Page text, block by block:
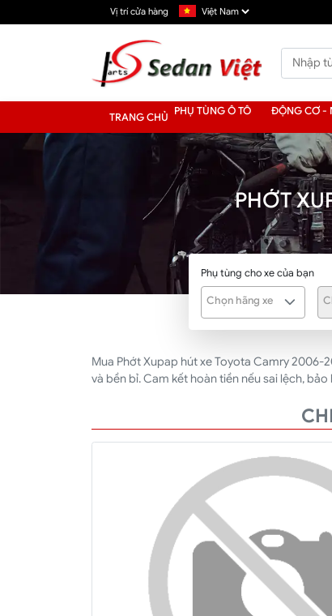
Vị trí cửa hàng
TRANG CHỦ PHỤ TÙNG Ô TÔ ĐỘNG CƠ -
PHỚT
Phụ tùng cho xe của bạn
Chọn hãng xe
Mua Phớt Xupap hút xe Toyota Camry 2006-
và bền bỉ. Cam kết hoàn tiền nếu sai lệch, bảo